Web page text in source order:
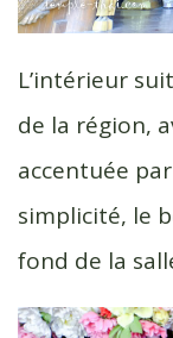
L’intérieur
de la région,
accentuée
simplicité, le
fond de la